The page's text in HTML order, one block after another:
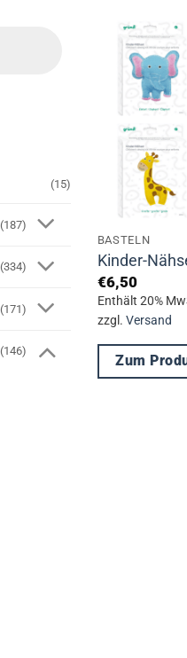
(15)
(187)
(334)
(171)
(146)
BASTELN
Kinder-
€6,50
Enthält 20%
zzgl. Versand
Zum